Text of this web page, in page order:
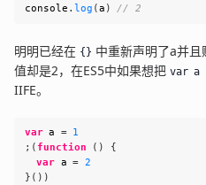
console . log (a ) // 2
明明已经在 {} 中重新声明了a并
值却是2，在ES5中如果想把 var a
IIFE。
var a = 1
; ( function ( )
{
var a = 2
} ( ) )